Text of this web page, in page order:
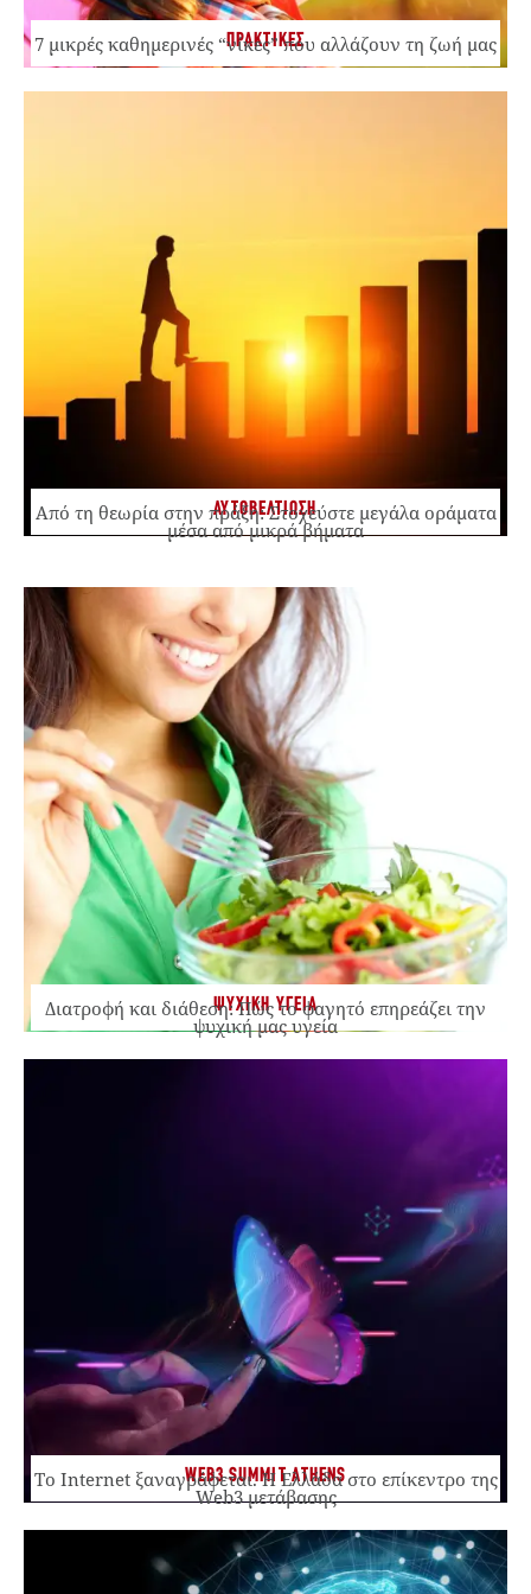
ΠΡΑΚΤΙΚΕΣ
7 μικρές καθημερινές “νίκες” που αλλάζουν τη ζωή μας
ΑΥΤΟΒΕΛΤΙΩΣΗ
Από τη θεωρία στην πράξη: Στοχεύστε μεγάλα οράματα
μέσα από μικρά βήματα
ΨΥΧΙΚΗ ΥΓΕΙΑ
Διατροφή και διάθεση: Πώς το φαγητό επηρεάζει την
ψυχική μας υγεία
WEB3 SUMMIT ATHENS
Το Internet ξαναγράφεται. Η Ελλάδα στο επίκεντρο της
Web3 μετάβασης